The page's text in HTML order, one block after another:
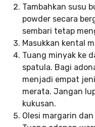
Tambahkan susu
powder secara
sembari tetap
Masukkan kental
Tuang minyak ke
spatula. Bagi
menjadi empat
merata. Jangan
kukusan.
Olesi margarin